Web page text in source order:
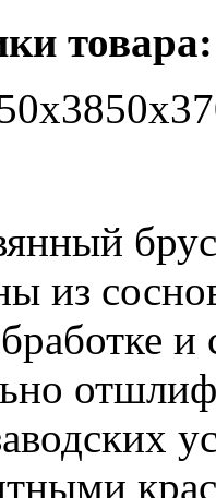
товара:
из